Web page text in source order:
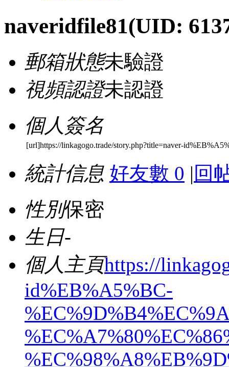
naveridfile81(UID:
郵箱狀態未驗證
視頻認證未認證
個人簽名
[url]https://linkagogo.trade/story.php?title=naver-
統計信息 好友數 0 | 回
性別保密
生日-
個人主頁https://
id%EB%A5%BC-